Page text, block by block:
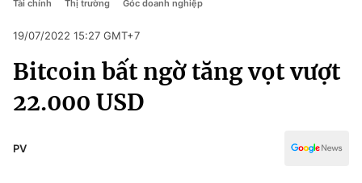
Chuyên mục
Pháp luật
Kinh tế
Thể thao
Truyền hình
Tài chính Thị trường Góc doanh nghiệp
19/07/2022 15:27 GMT+7
Bitcoin bất ngờ tăng vọt vượt
22.000 USD
PV